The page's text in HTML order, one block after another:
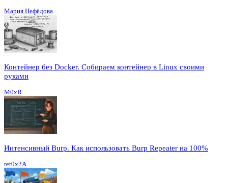
Мария Нефёдова
Контейнер без Docker. Собираем контейнер в Linux своими
руками
M0xR
Интенсивный Burp. Как использовать Burp Repeater на 100%
ret0x2A